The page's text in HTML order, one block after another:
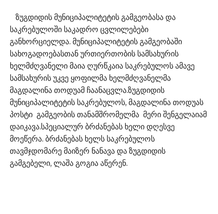
ზუგდიდის მუნიციპალიტეტის გამგეობასა და
საკრებულოში საკადრო ცვლილებები
განხორციელდა. მუნიციპალიტეტის გამგეობაში
სახოგადოებასთან ურთიერთობის სამსახურის
ხელმძღვანელი მაია ღურწკაია საკრებულოს ამავე
სამსახურის უკვე ყოფილმა ხელმძღვანელმა
მაგდალინა თოდუამ ჩაანაცვლა.ზუგდიდის
მუნიციპალიტეტის საკრებულოს, მაგდალინა თოდუას
პოსტი გამგეობის თანამშრომელმა მერი შენგელაიამ
დაიკავა.სპეციალურ ბრძანებას ხელი დღესვე
მოეწერა. ბრძანებას ხელს საკრებულოს
თავმჯდომარე მაიზერ ნანავა და ზუგდიდის
გამგებელი, ლაშა გოგია აწერენ.